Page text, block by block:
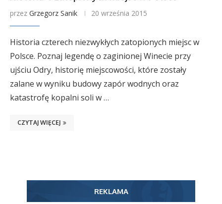
przez Grzegorz Sanik 20 września 2015
Historia czterech niezwykłych zatopionych miejsc w
Polsce. Poznaj legendę o zaginionej Winecie przy
ujściu Odry, historię miejscowości, które zostały
zalane w wyniku budowy zapór wodnych oraz
katastrofę kopalni soli w …
CZYTAJ WIĘCEJ
REKLAMA